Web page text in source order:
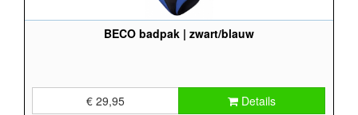
BECO badpak | zwart/blauw
€ 29,95 Details